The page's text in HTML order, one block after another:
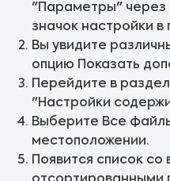
"Параметры"
значок настройки в
Вы увидите
опцию Показать
Перейдите в
"Настройки
Выберите Все
местоположении.
Появится список